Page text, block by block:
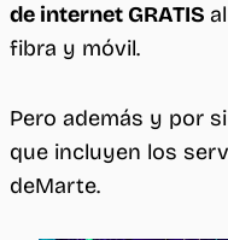
de internet GRATIS
fibra y móvil.
Pero además y por
que incluyen los
deMarte.